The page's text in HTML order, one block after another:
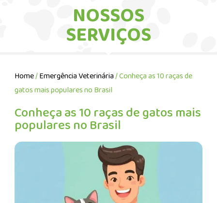
NOSSOS
SERVIÇOS
Home/Emergência Veterinária/ Conheça as 10 raças de
gatos mais populares no Brasil
Conheça as 10 raças de gatos mais
populares no Brasil